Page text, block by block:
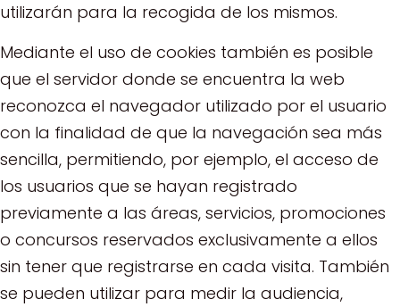
utilizarán para la recogida de los mismos.
Mediante el uso de cookies también es posible
que el servidor donde se encuentra la web
reconozca el navegador utilizado por el usuario
con la finalidad de que la navegación sea más
sencilla, permitiendo, por ejemplo, el acceso de
los usuarios que se hayan registrado
previamente a las áreas, servicios, promociones
o concursos reservados exclusivamente a ellos
sin tener que registrarse en cada visita. También
se pueden utilizar para medir la audiencia,